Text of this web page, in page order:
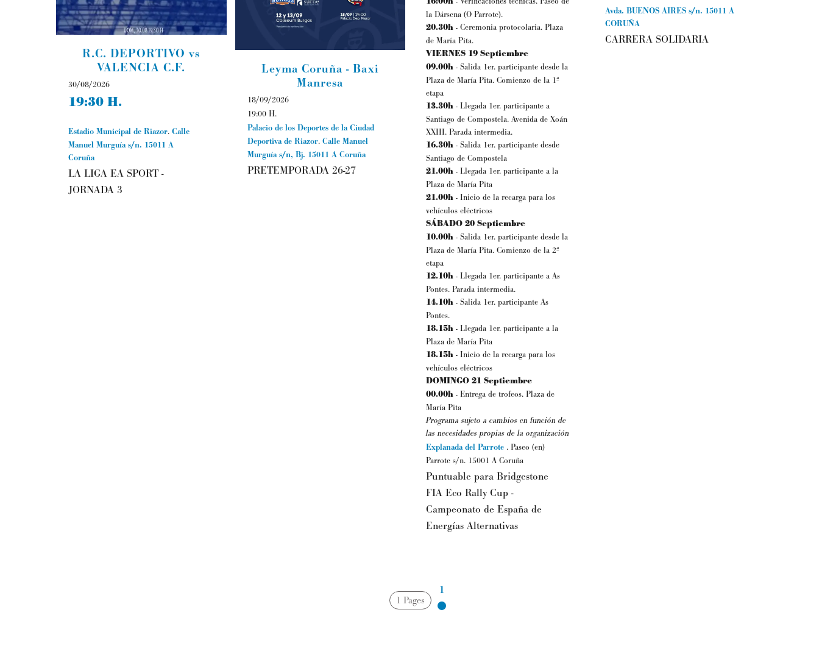
R.C. DEPORTIVO vs
VALENCIA C.F.
30/08/2026
19:30 H.
Estadio Municipal de Riazor. Calle
Manuel Murguía s/n. 15011 A
Coruña
LA LIGA EA SPORT -
JORNADA 3
Leyma Coruña - Baxi
Manresa
18/09/2026
19:00 H.
Palacio de los Deportes de la Ciudad
Deportiva de Riazor. Calle Manuel
Murguía s/n, Bj. 15011 A Coruña
PRETEMPORADA 26-27
la Dársena (O Parrote).
20.30h - Ceremonia protocolaria. Plaza
de María Pita.
VIERNES 19 Septiembre
09.00h - Salida 1er. participante desde la
Plaza de María Pita. Comienzo de la 1ª
etapa
13.30h - Llegada 1er. participante a
Santiago de Compostela. Avenida de Xoán
XXIII. Parada intermedia.
16.30h - Salida 1er. participante desde
Santiago de Compostela
21.00h - Llegada 1er. participante a la
Plaza de María Pita
21.00h - Inicio de la recarga para los
vehículos eléctricos
SÁBADO 20 Septiembre
10.00h - Salida 1er. participante desde la
Plaza de María Pita. Comienzo de la 2ª
etapa
12.10h - Llegada 1er. participante a As
Pontes. Parada intermedia.
14.10h - Salida 1er. participante As
Pontes.
18.15h - Llegada 1er. participante a la
Plaza de María Pita
18.15h - Inicio de la recarga para los
vehículos eléctricos
DOMINGO 21 Septiembre
00.00h - Entrega de trofeos. Plaza de
María Pita
Programa sujeto a cambios en función de
las necesidades propias de la organización
Explanada del Parrote . Paseo (en)
Parrote s/n. 15001 A Coruña
Puntuable para Bridgestone
FIA Eco Rally Cup -
Campeonato de España de
Energías Alternativas
Avda. BUENOS AIRES s/n. 15011 A
CORUÑA
CARRERA SOLIDARIA
1 Pages
1